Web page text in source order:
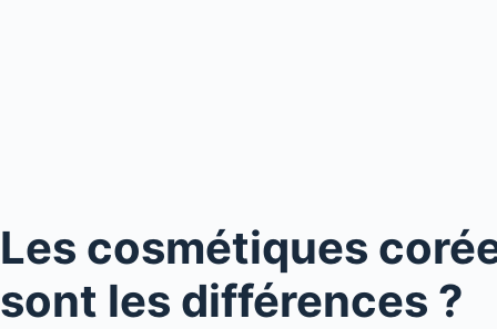
Les cosmétiques
sont les différences ?